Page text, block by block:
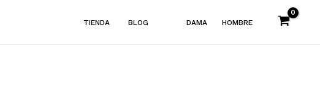
TIENDA BLOG DAMA HOMBRE